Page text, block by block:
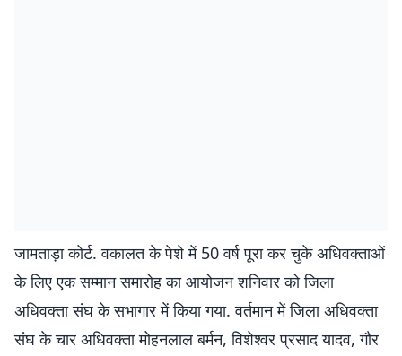
जामताड़ा कोर्ट. वकालत के पेशे में 50 वर्ष पूरा कर चुके अधिवक्ताओं
के लिए एक सम्मान समारोह का आयोजन शनिवार को जिला
अधिवक्ता संघ के सभागार में किया गया. वर्तमान में जिला अधिवक्ता
संघ के चार अधिवक्ता मोहनलाल बर्मन, विशेश्वर प्रसाद यादव, गौर